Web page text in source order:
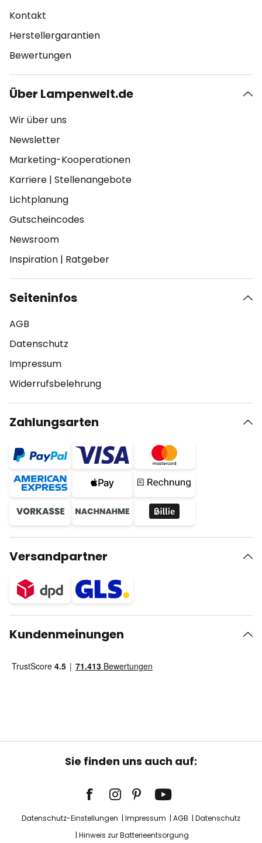
Kontakt
Herstellergarantien
Bewertungen
Über Lampenwelt.de
Wir über uns
Newsletter
Marketing-Kooperationen
Karriere | Stellenangebote
Lichtplanung
Gutscheincodes
Newsroom
Inspiration | Ratgeber
Seiteninfos
AGB
Datenschutz
Impressum
Widerrufsbelehrung
Zahlungsarten
Versandpartner
Kundenmeinungen
Sie finden uns auch auf:
Datenschutz-Einstellungen Impressum AGB
Datenschutz
Hinweis zur Batterieentsorgung